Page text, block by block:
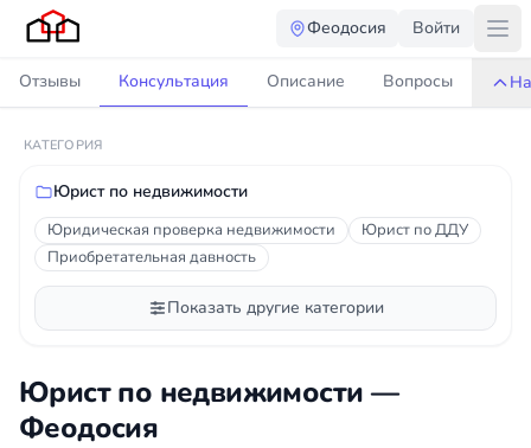
Феодосия Войти
Отзывы Консультация Описание Вопросы
КАТЕГОРИЯ
Юрист по недвижимости
Юридическая проверка недвижимости
Юрист по ДДУ
Приобретательная давность
Показать другие категории
Юрист по недвижимости —
Феодосия